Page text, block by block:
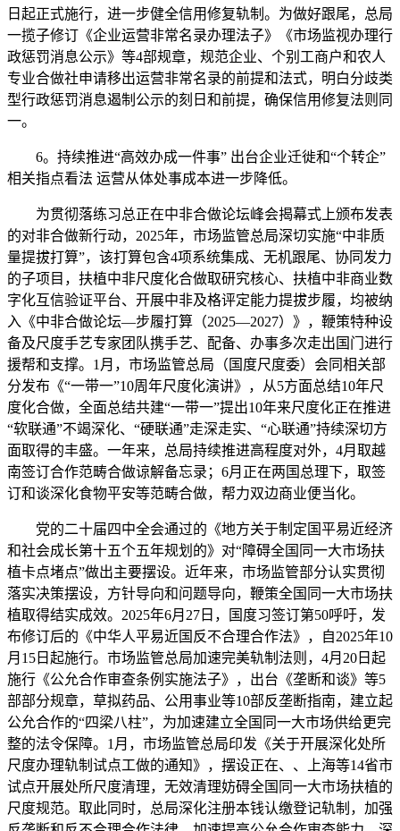
日起正式施行，进一步健全信用修复轨制。为做好跟尾，总局
一揽子修订《企业运营非常名录办理法子》《市场监视办理行
政惩罚消息公示》等4部规章，规范企业、个别工商户和农人
专业合做社申请移出运营非常名录的前提和法式，明白分歧类
型行政惩罚消息遏制公示的刻日和前提，确保信用修复法则同
一。
6。持续推进“高效办成一件事” 出台企业迁徙和“个转企”
相关指点看法 运营从体处事成本进一步降低。
为贯彻落练习总正在中非合做论坛峰会揭幕式上颁布发表
的对非合做新行动，2025年，市场监管总局深切实施“中非质
量提拔打算”，该打算包含4项系统集成、无机跟尾、协同发力
的子项目，扶植中非尺度化合做取研究核心、扶植中非商业数
字化互信验证平台、开展中非及格评定能力提拔步履，均被纳
入《中非合做论坛—步履打算（2025—2027）》，鞭策特种设
备及尺度手艺专家团队携手艺、配备、办事多次走出国门进行
援帮和支撑。1月，市场监管总局（国度尺度委）会同相关部
分发布《“一带一”10周年尺度化演讲》，从5方面总结10年尺
度化合做，全面总结共建“一带一”提出10年来尺度化正在推进
“软联通”不竭深化、“硬联通”走深走实、“心联通”持续深切方
面取得的丰盛。一年来，总局持续推进高程度对外，4月取越
南签订合作范畴合做谅解备忘录；6月正在两国总理下，取签
订和谈深化食物平安等范畴合做，帮力双边商业便当化。
党的二十届四中全会通过的《地方关于制定国平易近经济
和社会成长第十五个五年规划的》对“障碍全国同一大市场扶
植卡点堵点”做出主要摆设。近年来，市场监管部分认实贯彻
落实决策摆设，方针导向和问题导向，鞭策全国同一大市场扶
植取得结实成效。2025年6月27日，国度习签订第50呼吁，发
布修订后的《中华人平易近国反不合理合作法》，自2025年10
月15日起施行。市场监管总局加速完美轨制法则，4月20日起
施行《公允合作审查条例实施法子》，出台《垄断和谈》等5
部部分规章，草拟药品、公用事业等10部反垄断指南，建立起
公允合作的“四梁八柱”，为加速建立全国同一大市场供给更完
整的法令保障。1月，市场监管总局印发《关于开展深化处所
尺度办理轨制试点工做的通知》，摆设正在、、上海等14省市
试点开展处所尺度清理，无效清理妨碍全国同一大市场扶植的
尺度规范。取此同时，总局深化注册本钱认缴登记轨制，加强